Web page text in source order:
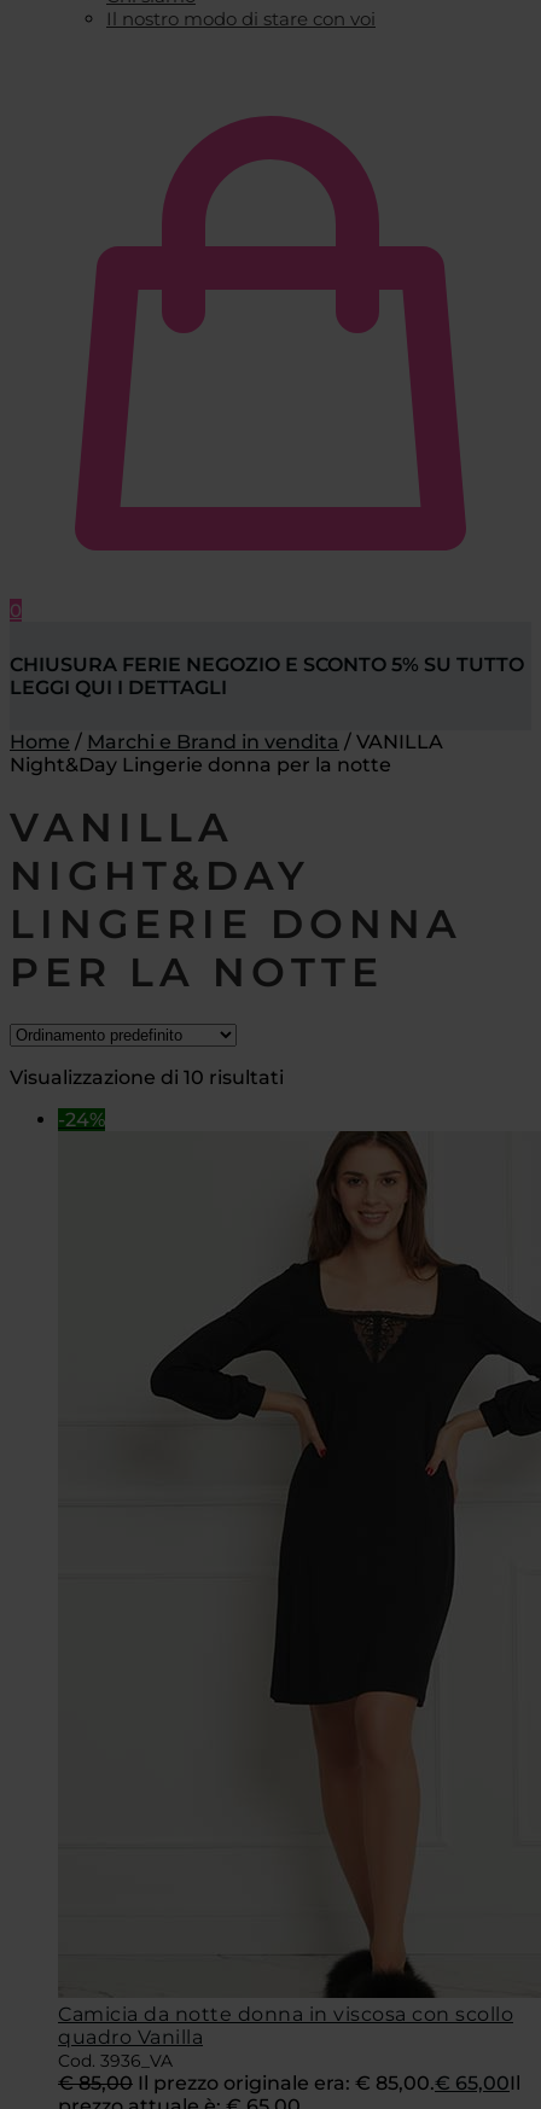
Il nostro modo di stare con voi
0
CHIUSURA FERIE NEGOZIO E SCONTO 5% SU TUTTO
LEGGI QUI I DETTAGLI
Home / Marchi e Brand in vendita / VANILLA
Night&Day Lingerie donna per la notte
VANILLA
NIGHT&DAY
LINGERIE DONNA
PER LA NOTTE
Visualizzazione di 10 risultati
-24%
Camicia da notte donna in viscosa con scollo
quadro Vanilla
Cod. 3936_VA
€85,00 Il prezzo originale era: € 85,00.€ 65,00Il